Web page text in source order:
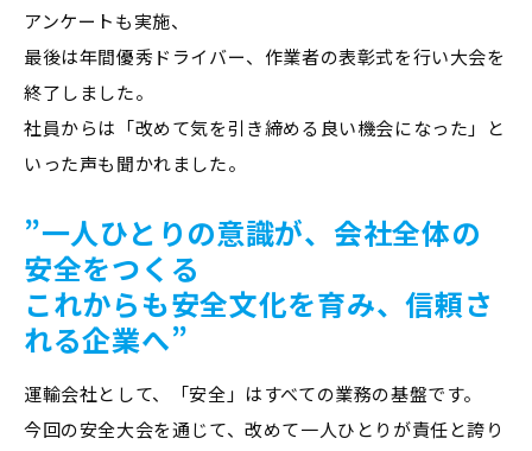
アンケートも実施、
最後は年間優秀ドライバー、作業者の表彰式を行い大会を
終了しました。
社員からは「改めて気を引き締める良い機会になった」と
いった声も聞かれました。
”一人ひとりの意識が、会社全体の
安全をつくる
これからも安全文化を育み、信頼さ
れる企業へ”
運輸会社として、「安全」はすべての業務の基盤です。
今回の安全大会を通じて、改めて一人ひとりが責任と誇り